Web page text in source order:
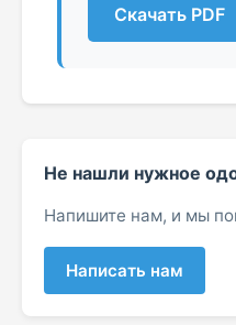
Скачать PDF
Не нашли нужное
Напишите нам, и мы
Написать нам